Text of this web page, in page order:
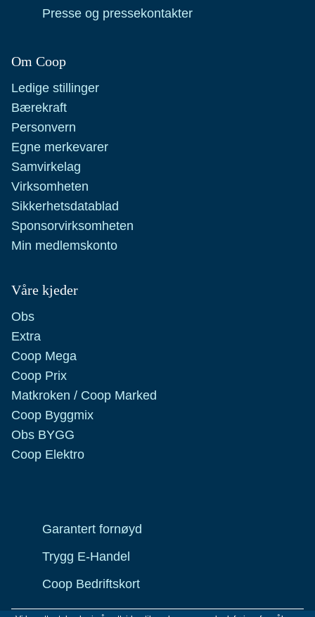
Presse og pressekontakter
Om Coop
Ledige stillinger
Bærekraft
Personvern
Egne merkevarer
Samvirkelag
Virksomheten
Sikkerhetsdatablad
Sponsorvirksomheten
Min medlemskonto
Våre kjeder
Obs
Extra
Coop Mega
Coop Prix
Matkroken / Coop Marked
Coop Byggmix
Obs BYGG
Coop Elektro
Garantert fornøyd
Trygg E-Handel
Coop Bedriftskort